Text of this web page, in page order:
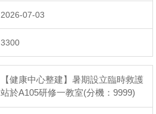
2026-07-03
3300
【健康中心整建】暑期設立臨時救護
站於A105研修一教室(分機：9999)